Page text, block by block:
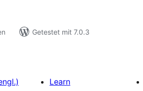
Getestet mit 7.0.3
Learn